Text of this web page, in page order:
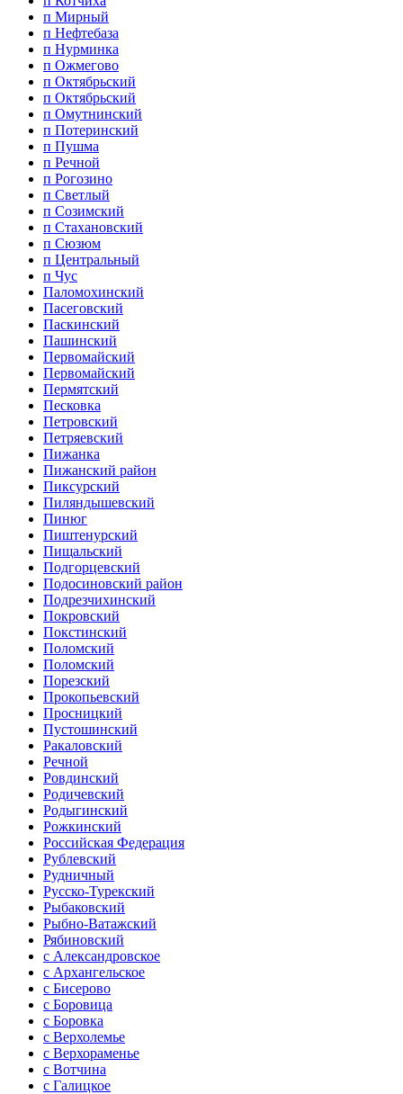
п Мирный
п Нефтебаза
п Нурминка
п Ожмегово
п Октябрьский
п Октябрьский
п Омутнинский
п Потеринский
п Пушма
п Речной
п Рогозино
п Светлый
п Созимский
п Стахановский
п Сюзюм
п Центральный
п Чус
Паломохинский
Пасеговский
Паскинский
Пашинский
Первомайский
Первомайский
Пермятский
Песковка
Петровский
Петряевский
Пижанка
Пижанский район
Пиксурский
Пиляндышевский
Пинюг
Пиштенурский
Пищальский
Подгорцевский
Подосиновский район
Подрезчихинский
Покровский
Покстинский
Поломский
Поломский
Порезский
Прокопьевский
Просницкий
Пустошинский
Ракаловский
Речной
Ровдинский
Родичевский
Родыгинский
Рожкинский
Российская Федерация
Рублевский
Рудничный
Русско-Турекский
Рыбаковский
Рыбно-Ватажский
Рябиновский
с Александровское
с Архангельское
с Бисерово
с Боровица
с Боровка
с Верхолемье
с Верхораменье
с Вотчина
с Галицкое